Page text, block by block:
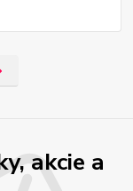
akcie a